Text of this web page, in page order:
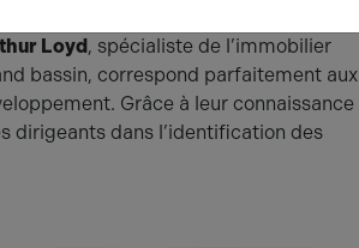
Loyd, spécialiste de l’immobilier
bassin, correspond parfaitement aux
Grâce à leur connaissance
dirigeants dans l’identification des